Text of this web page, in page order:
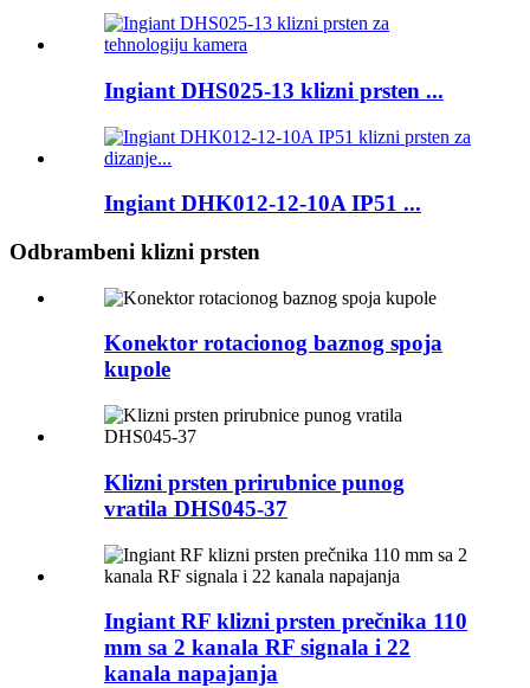
Ingiant DHS025-13 klizni prsten ...
Ingiant DHK012-12-10A IP51 ...
Odbrambeni klizni prsten
Konektor rotacionog baznog spoja
kupole
Klizni prsten prirubnice punog
vratila DHS045-37
Ingiant RF klizni prsten prečnika 110
mm sa 2 kanala RF signala i 22
kanala napajanja